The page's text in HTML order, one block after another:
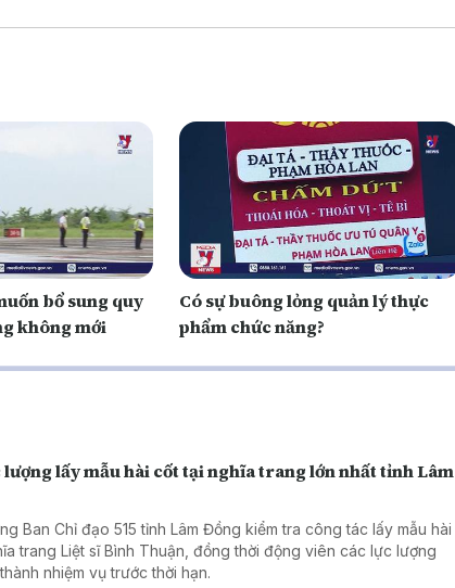
bổ sung quy
không mới
Có sự buông lỏng quản lý thực
phẩm chức năng?
lấy mẫu hài cốt tại nghĩa trang lớn nhất tỉnh Lâm
Ban Chỉ đạo 515 tỉnh Lâm Đồng kiểm tra công tác lấy mẫu hài
trang Liệt sĩ Bình Thuận, đồng thời động viên các lực lượng
nhiệm vụ trước thời hạn.